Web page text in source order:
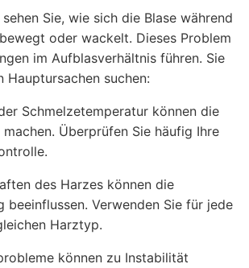
Sie, wie sich die Blase während
oder wackelt. Dieses Problem
im Aufblasverhältnis führen. Sie
Hauptursachen suchen:
Schmelzetemperatur können die
machen. Überprüfen Sie häufig Ihre
des Harzes können die
beeinflussen. Verwenden Sie für jede
Harztyp.
können zu Instabilität